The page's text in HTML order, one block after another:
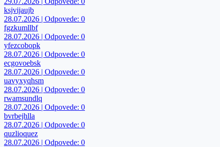
ksjvijaujb
28.07.2026 | Odpovede: 0
fgzkumllbf
28.07.2026 | Odpovede: 0
yfezcobopk
28.07.2026 | Odpovede: 0
ecgovoebsk
28.07.2026 | Odpovede: 0
uavyxyqhsm
28.07.2026 | Odpovede: 0
rwamsundlq
28.07.2026 | Odpovede: 0
bvrbejhlla
28.07.2026 | Odpovede: 0
quzlioquez
28.07.2026 | Odpovede: 0